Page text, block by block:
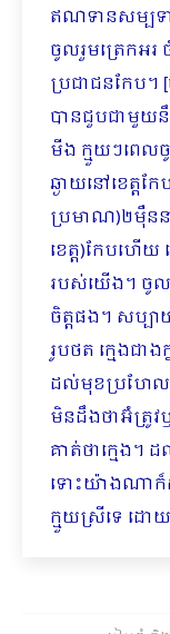
ឥណទានសម្បទ
ចូលរួមត្រេកអរ
ប្រជាជនកែប។ [
បានជួបជាមួយ
មីង ក្មួយៗពេល
ឆ្ងាយនៅខេត្តក
ប្រមាណ)២ម៉ឺននា
ខេត្ត)កែបហើ
របស់យើង។ ចូ
ចិត្តផង។ សប្ប
រូបថត ក្មេងជា
ដល់មុខប្រហែល
មិនដឹងថាអ៊ំត្រូវ
គាត់ថាក្មេង។
ទោះយ៉ាងណាក៏
ក្មួយស្រីទេ ដោ